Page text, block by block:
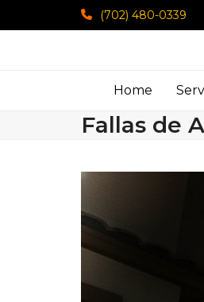
to
(702) 480-0339
Home
Fallas de